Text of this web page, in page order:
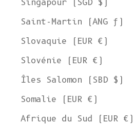
Singapour (SGD $)
Saint-Martin (ANG ƒ)
Slovaquie (EUR €)
Slovénie (EUR €)
Îles Salomon (SBD $)
Somalie (EUR €)
Afrique du Sud (EUR €)